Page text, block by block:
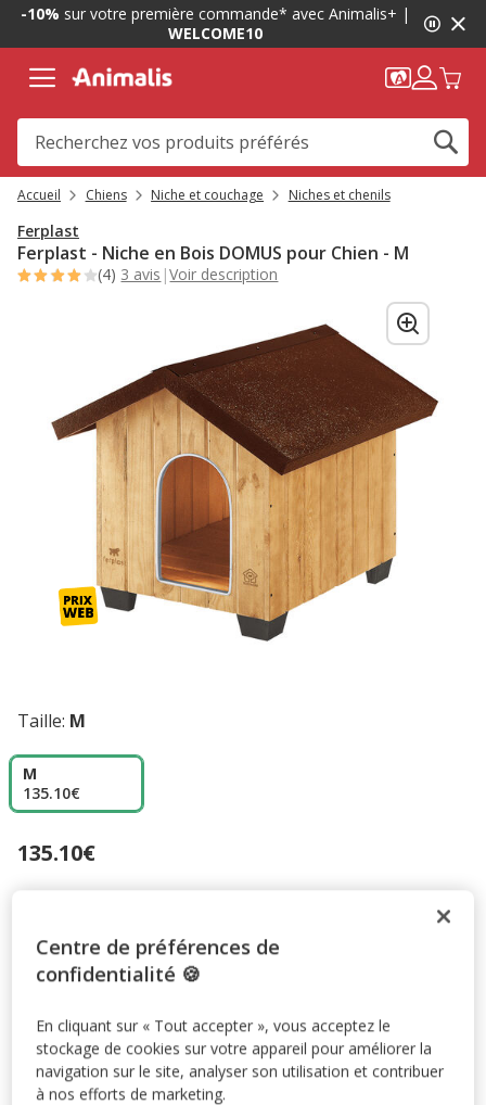
1
2,
message,
-10% sur votre première commande* avec Animalis+ |
WELCOME10
Accueil Chiens Niche et couchage Niches et chenils
Ferplast
Ferplast - Niche en Bois DOMUS pour Chien - M
(4) 3 avis |Voir description
Taille: M
M
135.10€
-10% sur votre première commande* avec votre Carte
Animalis. Offre non cumulable aux autres promotions en
Code: WELCOME10 Copier
Prix 135.10€
135.10€
Centre de préférences de
confidentialité 🍪
En cliquant sur « Tout accepter », vous acceptez le
stockage de cookies sur votre appareil pour améliorer la
navigation sur le site, analyser son utilisation et contribuer
à nos efforts de marketing.